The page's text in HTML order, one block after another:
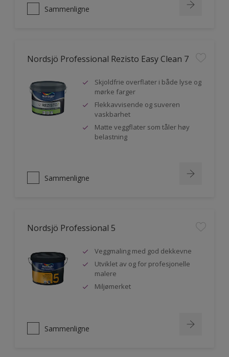
Sammenligne
Nordsjö Professional Rezisto Easy Clean 7
Skjoldfrie overflater i både lyse og
mørke farger
Flekkavvisende og suveren
vaskbarhet
Matte veggflater som tåler høy
belastning
Sammenligne
Nordsjö Professional 5
Veggmaling med god dekkevne
Utviklet av og for profesjonelle
malere
Miljømerket
Sammenligne